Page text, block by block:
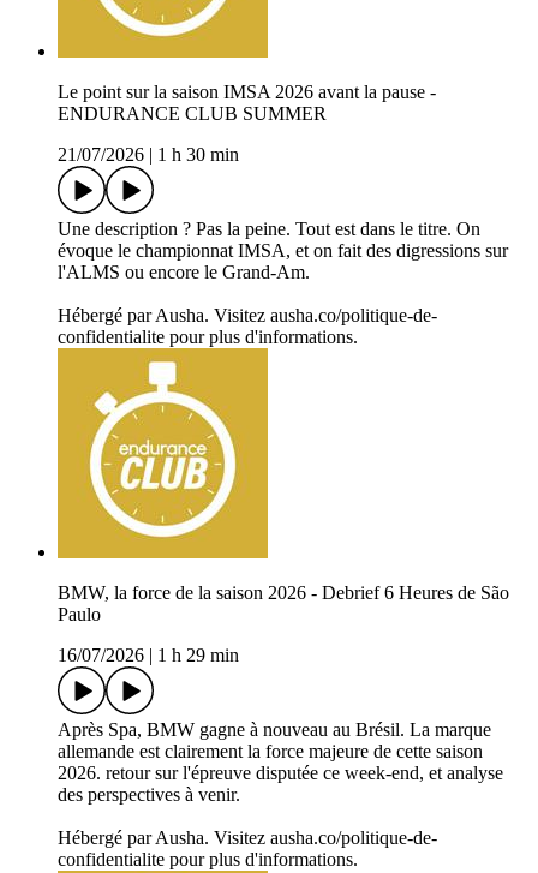
Le point sur la saison IMSA 2026 avant la pause -
ENDURANCE CLUB SUMMER
21/07/2026
1 h 30 min
Une description ? Pas la peine. Tout est dans le titre. On
évoque le championnat IMSA, et on fait des digressions sur
l'ALMS ou encore le Grand-Am.
Hébergé par Ausha. Visitez ausha.co/politique-de-
confidentialite pour plus d'informations.
BMW, la force de la saison 2026 - Debrief 6 Heures de São
Paulo
16/07/2026
1 h 29 min
Après Spa, BMW gagne à nouveau au Brésil. La marque
allemande est clairement la force majeure de cette saison
2026. retour sur l'épreuve disputée ce week-end, et analyse
des perspectives à venir.
Hébergé par Ausha. Visitez ausha.co/politique-de-
confidentialite pour plus d'informations.